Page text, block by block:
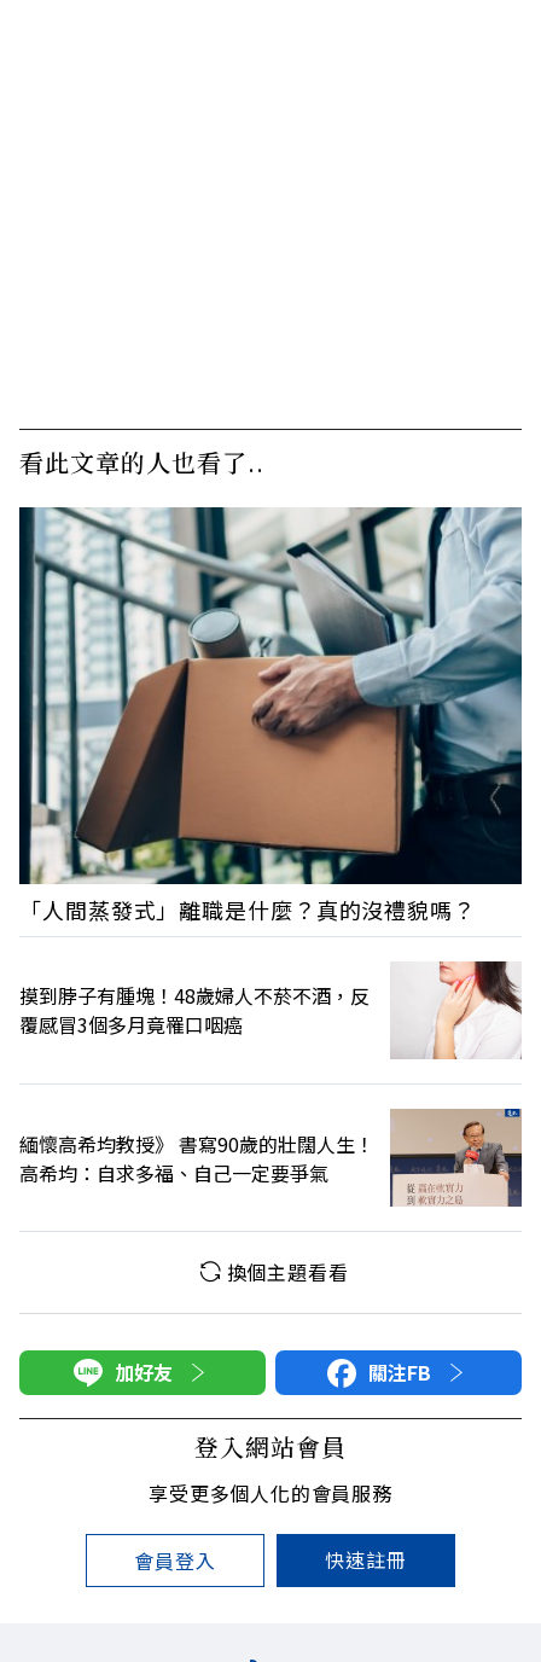
看此文章的人也看了..
「人間蒸發式」離職是什麼？真的沒禮貌嗎？
摸到脖子有腫塊！48歲婦人不菸不酒，反
覆感冒3個多月竟罹口咽癌
緬懷高希均教授》 書寫90歲的壯闊人生！
高希均：自求多福、自己一定要爭氣
換個主題看看
加好友 關注FB
登入網站會員
享受更多個人化的會員服務
會員登入 快速註冊